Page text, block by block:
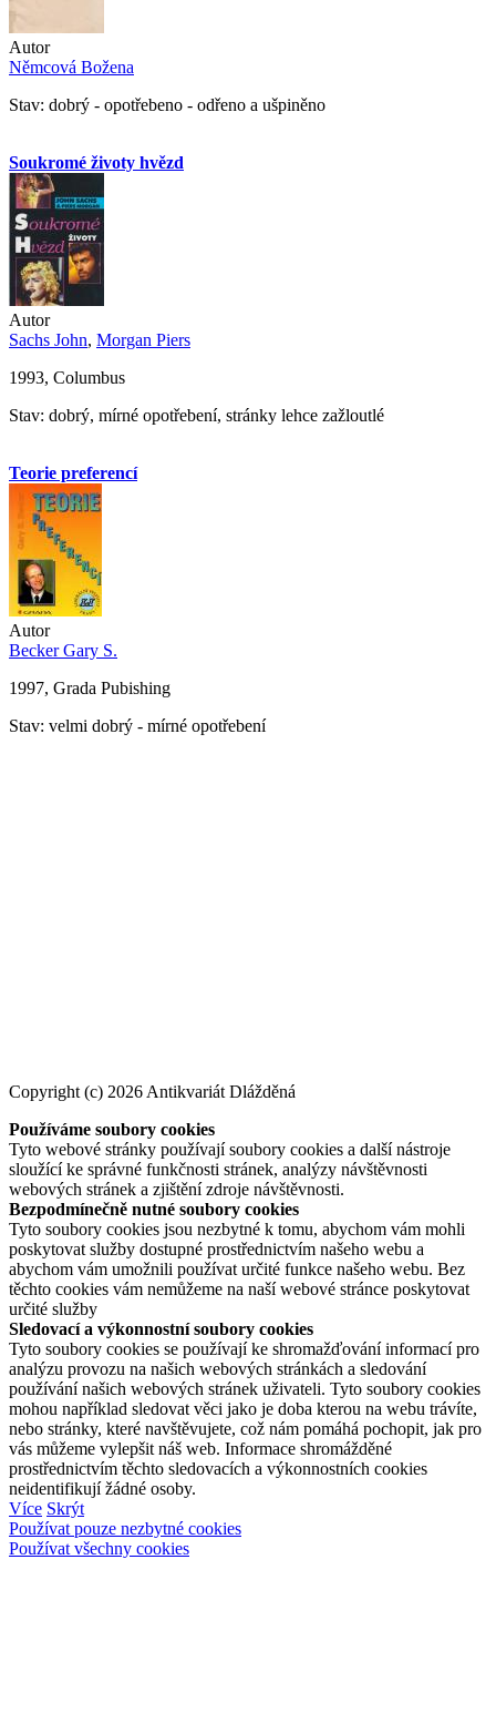
Autor
Němcová Božena
Stav: dobrý - opotřebeno - odřeno a ušpiněno
Soukromé životy hvězd
Autor
Sachs John, Morgan Piers
1993, Columbus
Stav: dobrý, mírné opotřebení, stránky lehce zažloutlé
Teorie preferencí
Autor
Becker Gary S.
1997, Grada Pubishing
Stav: velmi dobrý - mírné opotřebení
Copyright (c) 2026 Antikvariát Dlážděná
Používáme soubory cookies
Tyto webové stránky používají soubory cookies a další nástroje
sloužící ke správné funkčnosti stránek, analýzy návštěvnosti
webových stránek a zjištění zdroje návštěvnosti.
Bezpodmínečně nutné soubory cookies
Tyto soubory cookies jsou nezbytné k tomu, abychom vám mohli
poskytovat služby dostupné prostřednictvím našeho webu a
abychom vám umožnili používat určité funkce našeho webu. Bez
těchto cookies vám nemůžeme na naší webové stránce poskytovat
určité služby
Sledovací a výkonnostní soubory cookies
Tyto soubory cookies se používají ke shromažďování informací pro
analýzu provozu na našich webových stránkách a sledování
používání našich webových stránek uživateli. Tyto soubory cookies
mohou například sledovat věci jako je doba kterou na webu trávíte,
nebo stránky, které navštěvujete, což nám pomáhá pochopit, jak pro
vás můžeme vylepšit náš web. Informace shromážděné
prostřednictvím těchto sledovacích a výkonnostních cookies
neidentifikují žádné osoby.
Více Skrýt
Používat pouze nezbytné cookies
Používat všechny cookies